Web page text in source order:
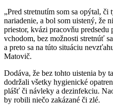
„Pred stretnutím som sa opýtal, či
nariadenie, a bol som uistený, že
priestor, kvázi pracovňu predsedu
vchodom, bez možnosti stretnúť
a preto sa na túto situáciu
Matovič.
Dodáva, že bez tohto uistenia by
dodržali všetky hygienické
plášť či návleky a dezinfekciu.
by robili niečo zakázané či zlé.